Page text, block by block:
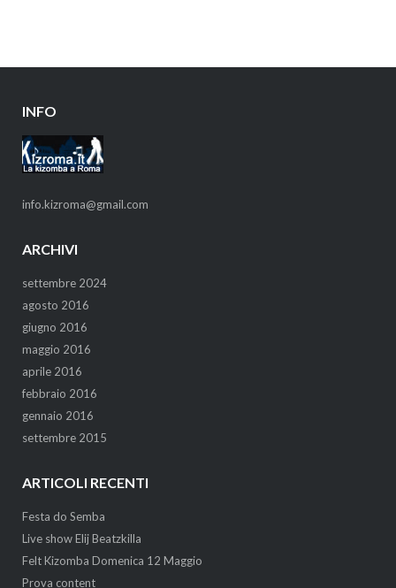
INFO
info.kizroma@gmail.com
ARCHIVI
settembre 2024
agosto 2016
giugno 2016
maggio 2016
aprile 2016
febbraio 2016
gennaio 2016
settembre 2015
ARTICOLI RECENTI
Festa do Semba
Live show Elij Beatzkilla
Felt Kizomba Domenica 12 Maggio
Prova content